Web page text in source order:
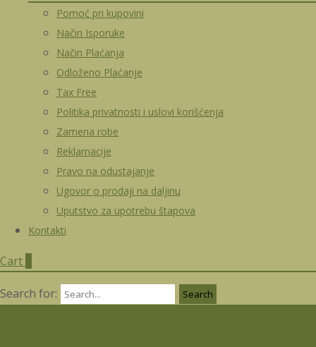
Pomoć pri kupovini
Način Isporuke
Način Plaćanja
Odloženo Plaćanje
Tax Free
Politika privatnosti i uslovi korišćenja
Zamena robe
Reklamacije
Pravo na odustajanje
Ugovor o prodaji na daljinu
Uputstvo za upotrebu štapova
Kontakti
Cart
Search for: